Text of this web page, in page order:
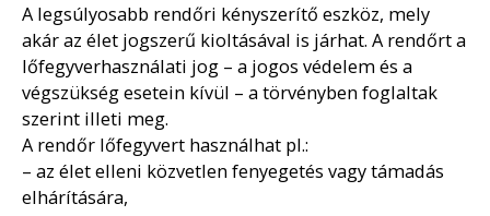
A legsúlyosabb rendőri kényszerítő eszköz, mely
akár az élet jogszerű kioltásával is járhat. A rendőrt a
lőfegyverhasználati jog – a jogos védelem és a
végszükség esetein kívül – a törvényben foglaltak
szerint illeti meg.
A rendőr lőfegyvert használhat pl.:
– az élet elleni közvetlen fenyegetés vagy támadás
elhárítására,